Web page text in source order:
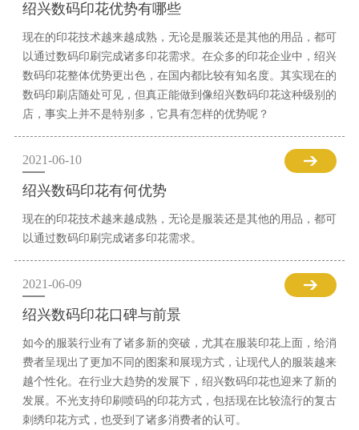
绍兴数码印花优势有哪些
现在的印花技术越来越成熟，无论是服装还是其他的用品，都可
以通过数码印刷完成诸多印花需求。在众多的印花企业中，绍兴
数码印花整体优势更出色，在国内都比较有知名度。其实现在的
数码印刷店随处可见，但真正能做到像绍兴数码印花这种级别的
店，事实上并不是特别多，它具有怎样的优势呢？
2021-06-10
绍兴数码印花有何优势
现在的印花技术越来越成熟，无论是服装还是其他的用品，都可
以通过数码印刷完成诸多印花需求。
2021-06-09
绍兴数码印花口碑与前景
如今的服装行业有了诸多新的突破，尤其在服装印花上面，给消
费者呈现出了更加不同的图案和展现方式，让现代人的服装越来
越个性化。在行业大趋势的发展下，绍兴数码印花也迎来了新的
发展。不光支持印刷喷码的印花方式，包括现在比较流行的复古
刺绣印花方式，也受到了诸多消费者的认可。